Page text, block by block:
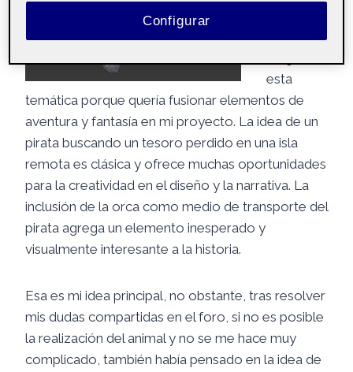
He
esta
temática porque quería fusionar elementos de
aventura y fantasía en mi proyecto. La idea de un
pirata buscando un tesoro perdido en una isla
remota es clásica y ofrece muchas oportunidades
para la creatividad en el diseño y la narrativa. La
inclusión de la orca como medio de transporte del
pirata agrega un elemento inesperado y
visualmente interesante a la historia.
Esa es mi idea principal, no obstante, tras resolver
mis dudas compartidas en el foro, si no es posible
la realización del animal y no se me hace muy
complicado, también había pensado en la idea de
Configurar